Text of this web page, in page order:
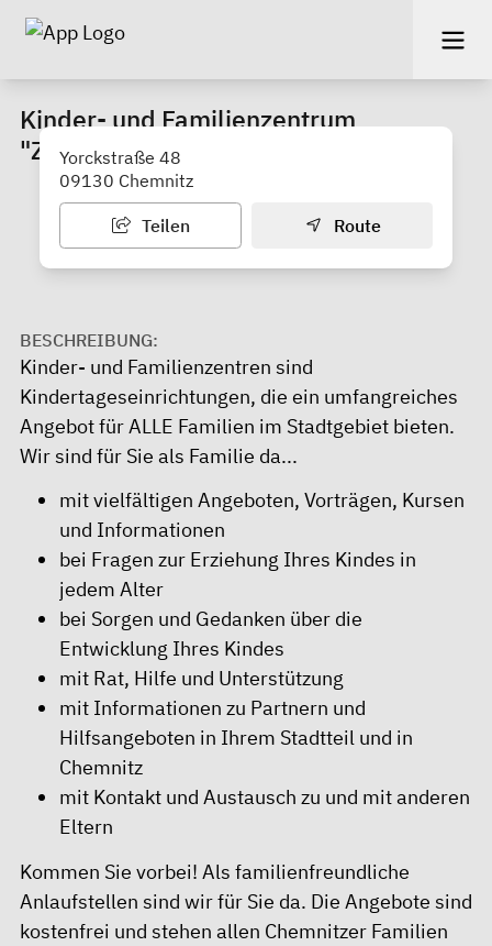
Kinder- und Familienzentrum
"Zeisigwaldfüchse"
Yorckstraße 48
09130 Chemnitz
Teilen Route
BESCHREIBUNG:
Kinder- und Familienzentren sind
Kindertageseinrichtungen, die ein umfangreiches
Angebot für ALLE Familien im Stadtgebiet bieten.
Wir sind für Sie als Familie da...
mit vielfältigen Angeboten, Vorträgen, Kursen
und Informationen
bei Fragen zur Erziehung Ihres Kindes in
jedem Alter
bei Sorgen und Gedanken über die
Entwicklung Ihres Kindes
mit Rat, Hilfe und Unterstützung
mit Informationen zu Partnern und
Hilfsangeboten in Ihrem Stadtteil und in
Chemnitz
mit Kontakt und Austausch zu und mit anderen
Eltern
Kommen Sie vorbei! Als familienfreundliche
Anlaufstellen sind wir für Sie da. Die Angebote sind
kostenfrei und stehen allen Chemnitzer Familien